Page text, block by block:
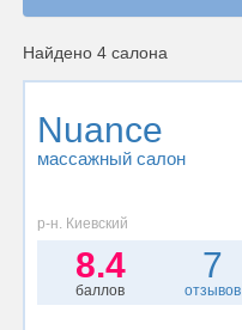
Найдено 4 салона
Nuance
массажный салон
р-н. Киевский
8.4
баллов
7
отзывов